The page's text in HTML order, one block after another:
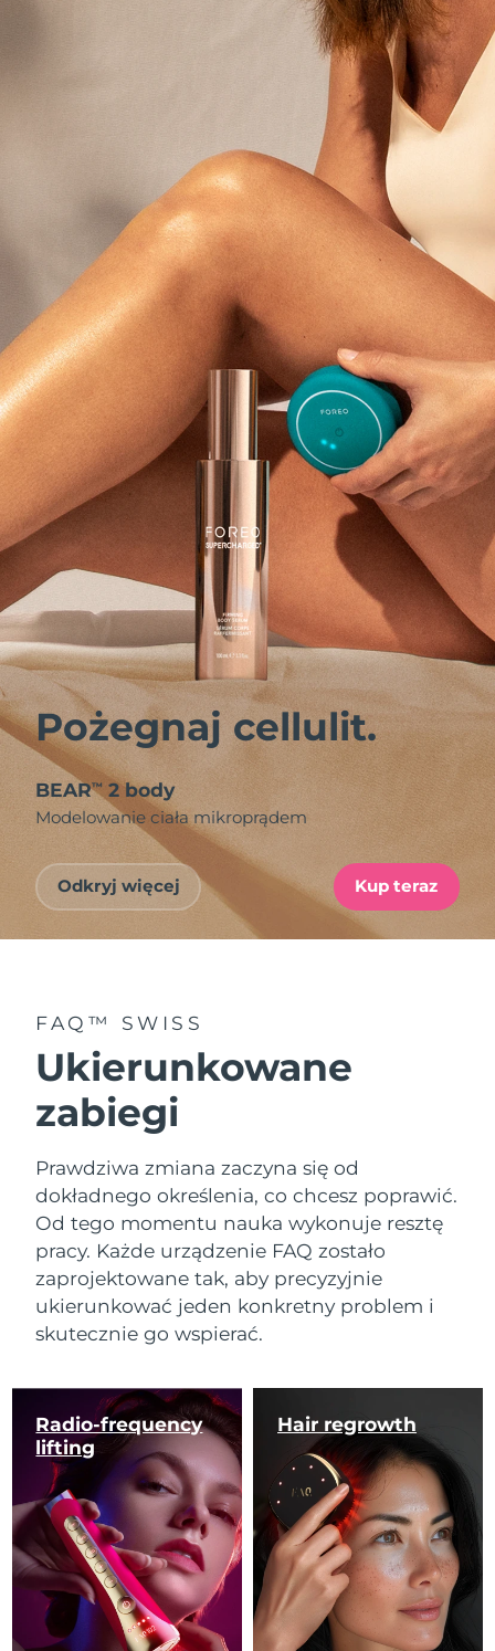
Pożegnaj cellulit.
BEAR™ 2 body
Modelowanie ciała mikroprądem
Odkryj więcej Kup teraz
FAQ™ SWISS
Ukierunkowane
zabiegi
Prawdziwa zmiana zaczyna się od
dokładnego określenia, co chcesz poprawić.
Od tego momentu nauka wykonuje resztę
pracy. Każde urządzenie FAQ zostało
zaprojektowane tak, aby precyzyjnie
ukierunkować jeden konkretny problem i
skutecznie go wspierać.
Radio-frequency
lifting
Hair regrowth